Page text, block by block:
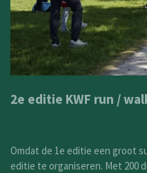
2e editie KWF run /
Omdat de 1e editie een groot
editie te organiseren. Met 200